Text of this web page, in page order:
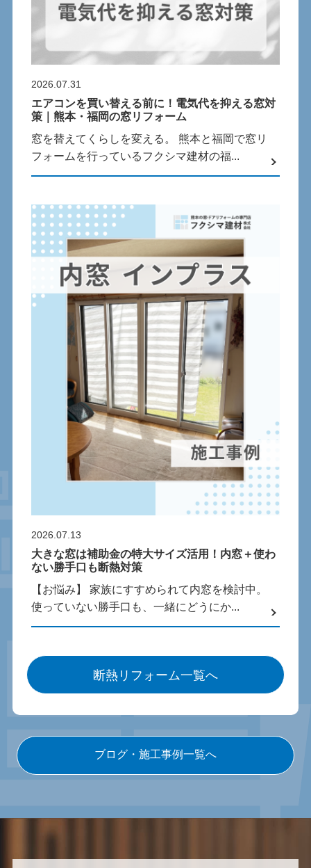
2026.07.31
エアコンを買い替える前に！電気代を抑える窓対
策｜熊本・福岡の窓リフォーム
窓を替えてくらしを変える。 熊本と福岡で窓リ
フォームを行っているフクシマ建材の福...
2026.07.13
大きな窓は補助金の特大サイズ活用！内窓＋使わ
ない勝手口も断熱対策
【お悩み】 家族にすすめられて内窓を検討中。
使っていない勝手口も、一緒にどうにか...
断熱リフォーム一覧へ
ブログ・施工事例一覧へ